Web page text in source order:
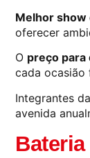
Melhor show
oferecer
O preço para
cada ocasião
Integrantes da
avenida